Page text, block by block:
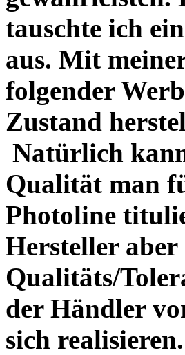
tauschte ich
aus. Mit
folgender
Zustand
Natürlich
Qualität man
Photoline
Hersteller
Qualitäts/
der Händler
sich realisieren.